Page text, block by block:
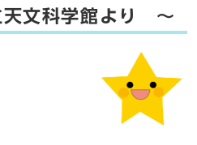
文科学館より ～